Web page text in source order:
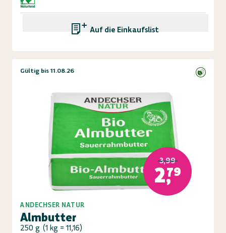
Auf die Einkaufsliste
Gültig bis 11.08.26
3,99
2,79
ANDECHSER NATUR
Almbutter
250 g (1 kg = 11,16)